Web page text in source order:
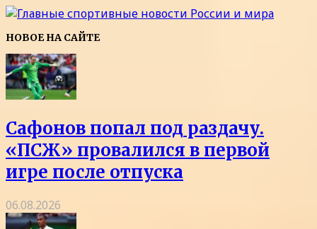
НОВОЕ НА САЙТЕ
Сафонов попал под раздачу.
«ПСЖ» провалился в первой
игре после отпуска
06.08.2026